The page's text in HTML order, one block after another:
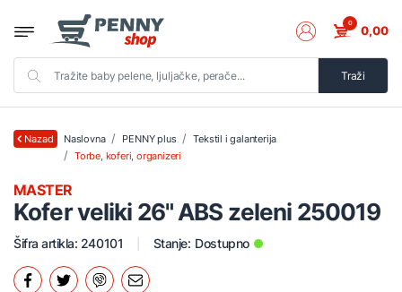
Traži
0 0,00
Nazad Naslovna PENNY plus
Tekstil i galanterija
Torbe, koferi, organizeri
Kofer veliki 26" ABS zeleni 250019
MASTER
Šifra artikla: 240101 Stanje: Dostupno